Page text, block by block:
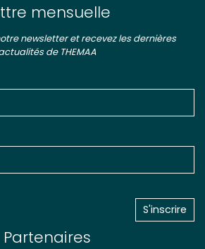
mensuelle
newsletter et recevez les dernières
de THEMAA
Partenaires